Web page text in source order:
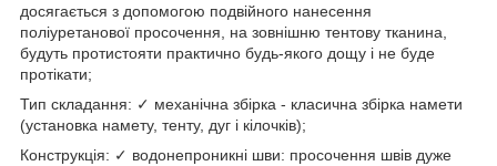
досягається з допомогою подвійного нанесення
поліуретанової просочення, на зовнішню тентову тканина,
будуть протистояти практично будь-якого дощу і не буде
протікати;
Тип складання: ✓ механічна збірка - класична збірка намети
(установка намету, тенту, дуг і кілочків);
Конструкція: ✓ водонепроникні шви: просочення швів дуже